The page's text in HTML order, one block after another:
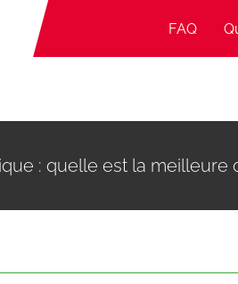
FAQ
: quelle est la meilleure